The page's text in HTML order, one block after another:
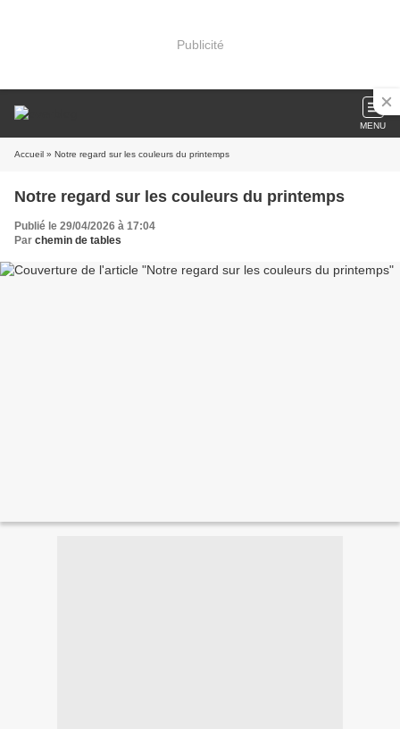
Publicité
MENU
Accueil » Notre regard sur les couleurs du printemps
Notre regard sur les couleurs du printemps
Publié le 29/04/2026 à 17:04
Par chemin de tables